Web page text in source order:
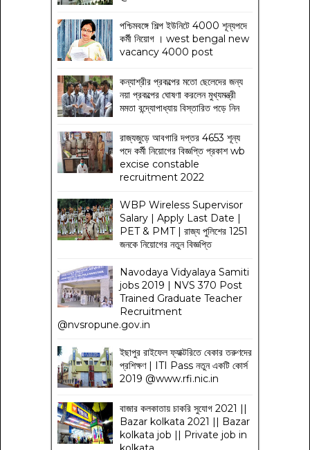
পশ্চিমবঙ্গে শিল্প ইউনিটে 4000 শূন্যপদে
কর্মী নিয়োগ । west bengal new
vacancy 4000 post
কন্যাশ্রীর প্রকল্পের মতো ছেলেদের জন্য
নয়া প্রকল্পের ঘোষণা করলেন মুখ্যমন্ত্রী
মমতা বন্দ্যোপাধ্যায় বিস্তারিত পড়ে নিন
রাজ্যজুড়ে আবগারি দপ্তর 4653 শূন্য
পদে কর্মী নিয়োগের বিজ্ঞপ্তি প্রকাশ wb
excise constable
recruitment 2022
WBP Wireless Supervisor
Salary | Apply Last Date |
PET & PMT | রাজ্য পুলিশের 1251
জনকে নিয়োগের নতুন বিজ্ঞপ্তি
Navodaya Vidyalaya Samiti
jobs 2019 | NVS 370 Post
Trained Graduate Teacher
Recruitment
@nvsropune.gov.in
ইছাপুর রাইফেল ফ্যাক্টরিতে বেকার তরুণদের
প্রশিক্ষণ | ITI Pass নতুন একটি কোর্স
2019 @www.rfi.nic.in
বাজার কলকাতায় চাকরি সুযোগ 2021 ||
Bazar kolkata 2021 || Bazar
kolkata job || Private job in